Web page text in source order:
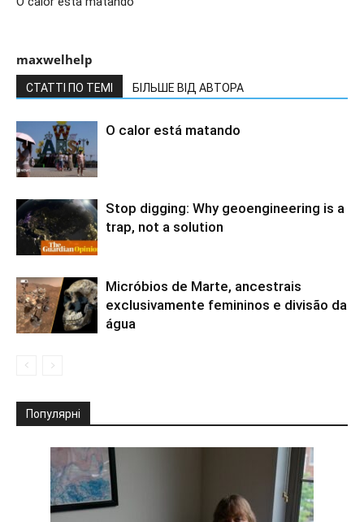
maxwelhelp
СТАТТІ ПО ТЕМІ БІЛЬШЕ ВІД АВТОРА
O calor está matando
Stop digging: Why geoengineering is a
trap, not a solution
Micróbios de Marte, ancestrais
exclusivamente femininos e divisão da
água
Популярні